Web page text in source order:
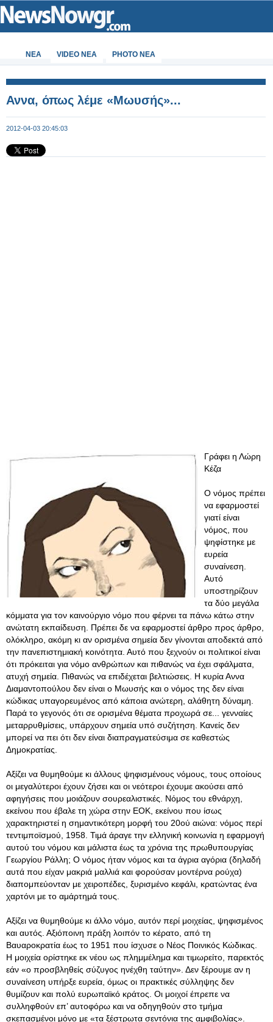
ΝΕΑ VIDEO NEA PHOTO NEA
Αννα, όπως λέμε «Μωυσής»...
2012-04-03 20:45:03
Γράφει η Λώρη
Κέζα
Ο νόμος πρέπει
να εφαρμοστεί
γιατί είναι
νόμος, που
ψηφίστηκε με
ευρεία
συναίνεση.
Αυτό
υποστηρίζουν
τα δύο μεγάλα
κόμματα για τον καινούργιο νόμο που φέρνει τα πάνω κάτω στην
ανώτατη εκπαίδευση. Πρέπει δε να εφαρμοστεί άρθρο προς άρθρο,
ολόκληρο, ακόμη κι αν ορισμένα σημεία δεν γίνονται αποδεκτά από
την πανεπιστημιακή κοινότητα. Αυτό που ξεχνούν οι πολιτικοί είναι
ότι πρόκειται για νόμο ανθρώπων και πιθανώς να έχει σφάλματα,
ατυχή σημεία. Πιθανώς να επιδέχεται βελτιώσεις. Η κυρία Αννα
Διαμαντοπούλου δεν είναι ο Μωυσής και ο νόμος της δεν είναι
κώδικας υπαγορευμένος από κάποια ανώτερη, αλάθητη δύναμη.
Παρά το γεγονός ότι σε ορισμένα θέματα προχωρά σε... γενναίες
μεταρρυθμίσεις, υπάρχουν σημεία υπό συζήτηση. Κανείς δεν
μπορεί να πει ότι δεν είναι διαπραγματεύσιμα σε καθεστώς
Δημοκρατίας.
Αξίζει να θυμηθούμε κι άλλους ψηφισμένους νόμους, τους οποίους
οι μεγαλύτεροι έχουν ζήσει και οι νεότεροι έχουμε ακούσει από
αφηγήσεις που μοιάζουν σουρεαλιστικές . Νόμος του εθνάρχη,
εκείνου που έβαλε τη χώρα στην ΕΟΚ, εκείνου που ίσως
χαρακτηριστεί η σημαντικότερη μορφή του 20ού αιώνα: νόμος περί
τεντιμποϊσμού, 1958. Τιμά άραγε την ελληνική κοινωνία η εφαρμογή
αυτού του νόμου και μάλιστα έως τα χρόνια της πρωθυπουργίας
Γεωργίου Ράλλη; Ο νόμος ήταν νόμος και τα άγρια αγόρια (δηλαδή
αυτά που είχαν μακριά μαλλιά και φορούσαν μοντέρνα ρούχα)
διαπομπεύονταν με χειροπέδες, ξυρισμένο κεφάλι, κρατώντας ένα
χαρτόνι με το αμάρτημά τους.
Αξίζει να θυμηθούμε κι άλλο νόμο, αυτόν περί μοιχείας, ψηφισμένος
και αυτός. Αξιόποινη πράξη λοιπόν το κέρατο, από τη
Βαυαροκρατία έως το 1951 που ίσχυσε ο Νέος Ποινικός Κώδικας.
Η μοιχεία ορίστηκε εκ νέου ως πλημμέλημα και τιμωρείτο, παρεκτός
εάν «ο προσβληθείς σύζυγος ηνέχθη ταύτην». Δεν ξέρουμε αν η
συναίνεση υπήρξε ευρεία, όμως οι πρακτικές σύλληψης δεν
θυμίζουν και πολύ ευρωπαϊκό κράτος. Οι μοιχοί έπρεπε να
συλληφθούν επ’ αυτοφόρω και να οδηγηθούν στο τμήμα
σκεπασμένοι μόνο με «τα ξέστρωτα σεντόνια της αμφιβολίας».